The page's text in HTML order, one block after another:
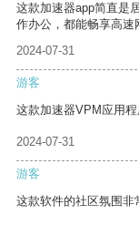
这款加速器app简直是
作办公，都能畅享高速
2024-07-31
游客
这款加速器VPM应用
2024-07-31
游客
这款软件的社区氛围非